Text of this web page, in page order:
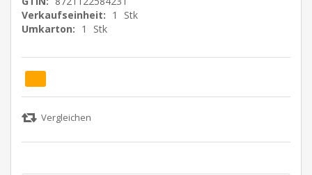
Verkaufseinheit: 1
Stk
Umkarton: 1 Stk